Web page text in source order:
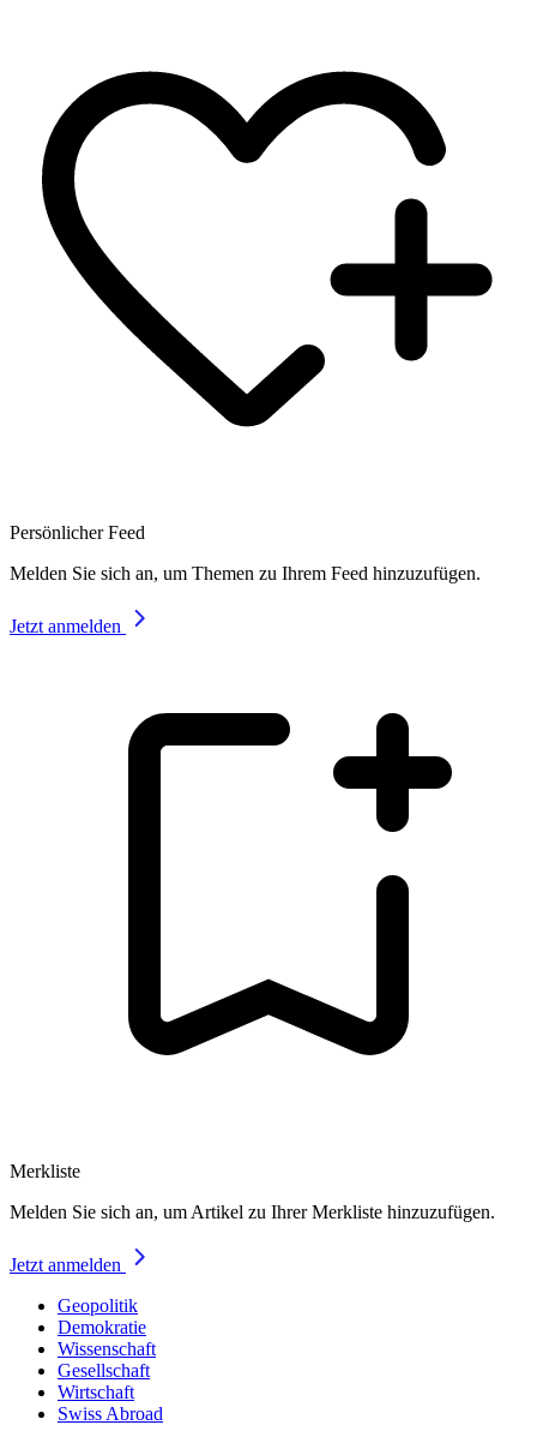
Persönlicher Feed
Melden Sie sich an, um Themen zu Ihrem Feed hinzuzufügen.
Jetzt anmelden
Merkliste
Melden Sie sich an, um Artikel zu Ihrer Merkliste hinzuzufügen.
Jetzt anmelden
Geopolitik
Demokratie
Wissenschaft
Gesellschaft
Wirtschaft
Swiss Abroad